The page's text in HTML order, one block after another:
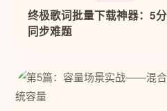
终极歌词批量下载神器：5
同步难题